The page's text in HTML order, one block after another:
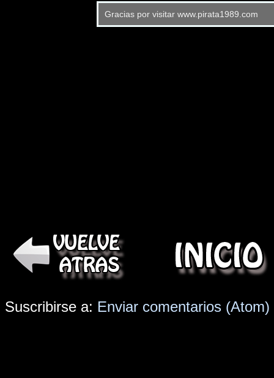
Gracias por visitar www.pirata1989.com
Suscribirse a: Enviar comentarios (Atom)